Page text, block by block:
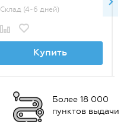
Склад (4-6 дней)
Купить
Более 18 000
пунктов выдачи